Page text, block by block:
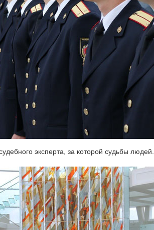
эксперта, за которой судьбы людей.